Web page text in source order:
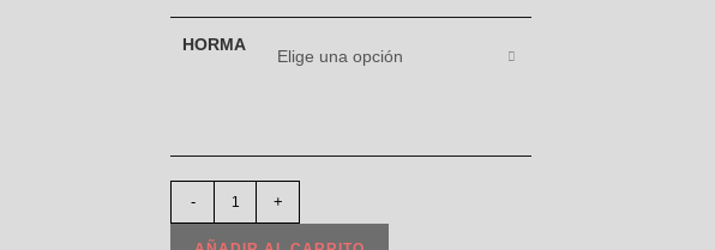
HORMA
Elige una opción
- +